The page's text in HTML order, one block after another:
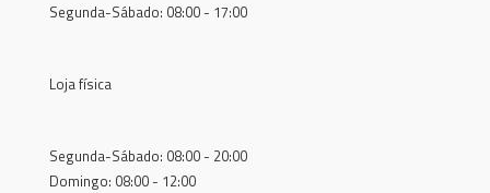
Segunda-Sábado: 08:00 - 17:00
Loja física
Segunda-Sábado: 08:00 - 20:00
Domingo: 08:00 - 12:00